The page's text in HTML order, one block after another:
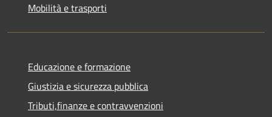
Mobilità e trasporti
Educazione e formazione
Giustizia e sicurezza pubblica
Tributi,finanze e contravvenzioni